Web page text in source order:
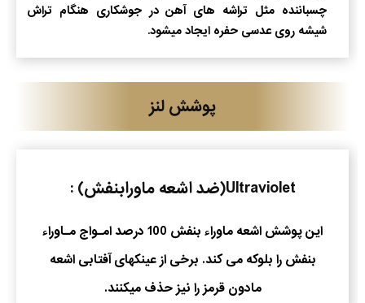
چسباننده مثل تراشه های آهن در جوشکاری هنگام تراش
شیشه روی عدسی حفره ایجاد میشود.
پوشش لنز
Ultraviolet(ضد اشعه ماورابنفش) :
این پوشش اشعه ماوراء بنفش 100 درصد امـواج مـاوراء
بنفش را بلوکه می کند. برخی از عینکهای آفتابی اشعه
مادون قرمز را نیز حذف میکنند.